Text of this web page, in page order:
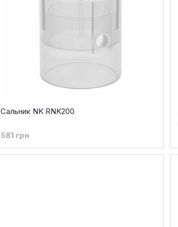
Сальник NK RNK200
581 грн